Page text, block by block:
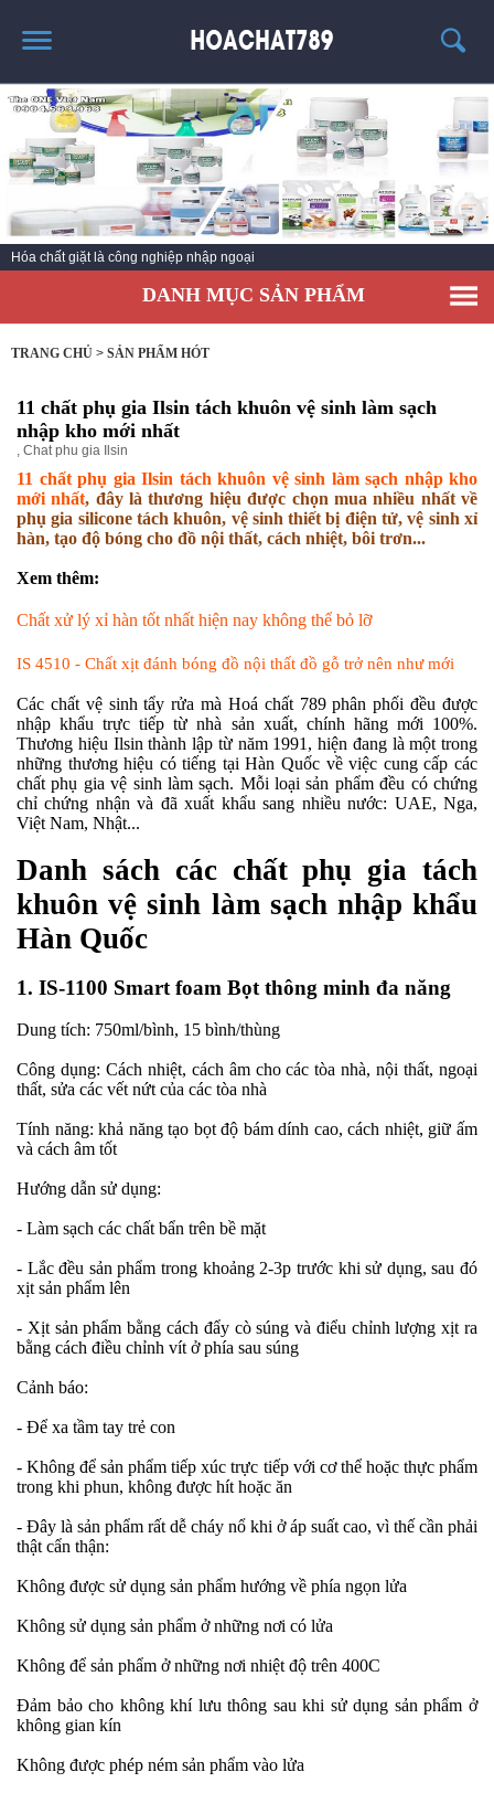
TRANG CHỦ
SẢN PHẨM HÓT
THÔNG TIN VỀ HÓA CHẤT
TIN TỨC
SẢN PHẨM
Hóa chất giặt là công nghiệp nhập ngoại
DANH MỤC SẢN PHẨM
TRANG CHỦ > SẢN PHẨM HÓT
11 chất phụ gia Ilsin tách khuôn vệ sinh làm sạch
nhập kho mới nhất
, Chat phu gia Ilsin
11 chất phụ gia Ilsin tách khuôn vệ sinh làm sạch nhập kho
mới nhất, đây là thương hiệu được chọn mua nhiều nhất về
phụ gia silicone tách khuôn, vệ sinh thiết bị điện tử, vệ sinh xỉ
hàn, tạo độ bóng cho đồ nội thất, cách nhiệt, bôi trơn...
Xem thêm:
Chất xử lý xỉ hàn tốt nhất hiện nay không thể bỏ lỡ
IS 4510 - Chất xịt đánh bóng đồ nội thất đồ gỗ trở nên như mới
Các chất vệ sinh tẩy rửa mà Hoá chất 789 phân phối đều được
nhập khẩu trực tiếp từ nhà sản xuất, chính hãng mới 100%.
Thương hiệu Ilsin thành lập từ năm 1991, hiện đang là một trong
những thương hiệu có tiếng tại Hàn Quốc về việc cung cấp các
chất phụ gia vệ sinh làm sạch. Mỗi loại sản phẩm đều có chứng
chỉ chứng nhận và đã xuất khẩu sang nhiều nước: UAE, Nga,
Việt Nam, Nhật...
Danh sách các chất phụ gia tách
khuôn vệ sinh làm sạch nhập khẩu
Hàn Quốc
1. IS-1100 Smart foam Bọt thông minh đa năng
Dung tích: 750ml/bình, 15 bình/thùng
Công dụng: Cách nhiệt, cách âm cho các tòa nhà, nội thất, ngoại
thất, sửa các vết nứt của các tòa nhà
Tính năng: khả năng tạo bọt độ bám dính cao, cách nhiệt, giữ ấm
và cách âm tốt
Hướng dẫn sử dụng:
- Làm sạch các chất bẩn trên bề mặt
- Lắc đều sản phẩm trong khoảng 2-3p trước khi sử dụng, sau đó
xịt sản phẩm lên
- Xịt sản phẩm bằng cách đẩy cò súng và điểu chỉnh lượng xịt ra
bằng cách điều chỉnh vít ở phía sau súng
Cảnh báo:
- Để xa tầm tay trẻ con
- Không để sản phẩm tiếp xúc trực tiếp với cơ thể hoặc thực phẩm
trong khi phun, không được hít hoặc ăn
- Đây là sản phẩm rất dễ cháy nổ khi ở áp suất cao, vì thế cần phải
thật cẩn thận:
Không được sử dụng sản phẩm hướng về phía ngọn lửa
Không sử dụng sản phẩm ở những nơi có lửa
Không để sản phẩm ở những nơi nhiệt độ trên 400C
Đảm bảo cho không khí lưu thông sau khi sử dụng sản phẩm ở
không gian kín
Không được phép ném sản phẩm vào lửa